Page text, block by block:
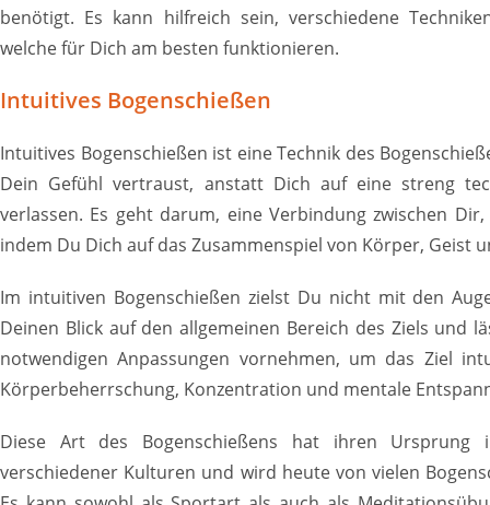
benötigt. Es kann hilfreich sein, verschiedene
welche für Dich am besten funktionieren.
Intuitives Bogenschießen
Intuitives Bogenschießen ist eine Technik des
Dein Gefühl vertraust, anstatt Dich auf eine streng
verlassen. Es geht darum, eine Verbindung zwischen
indem Du Dich auf das Zusammenspiel von Körper, Geist
Im intuitiven Bogenschießen zielst Du nicht mit den
Deinen Blick auf den allgemeinen Bereich des Ziels und
notwendigen Anpassungen vornehmen, um das Ziel
Körperbeherrschung, Konzentration und mentale
Diese Art des Bogenschießens hat ihren Ursprung
verschiedener Kulturen und wird heute von vielen